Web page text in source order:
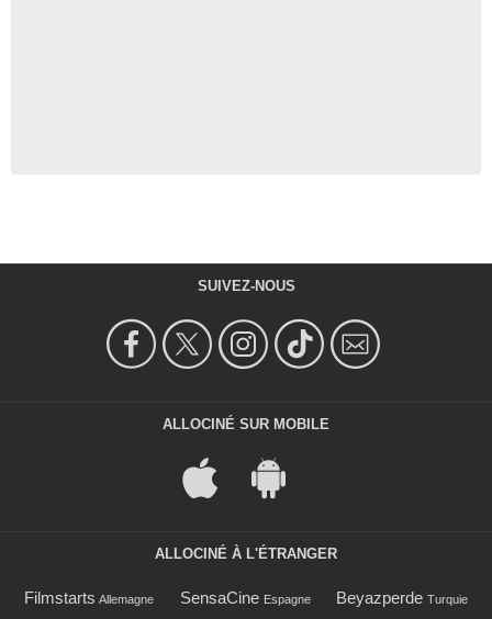
SUIVEZ-NOUS
ALLOCINÉ SUR MOBILE
ALLOCINÉ À L'ÉTRANGER
Filmstarts Allemagne SensaCine Espagne Beyazperde Turquie